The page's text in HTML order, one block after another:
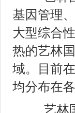
基因管理
大型综合
热的艺林
域。目前
均分布在
艺林国